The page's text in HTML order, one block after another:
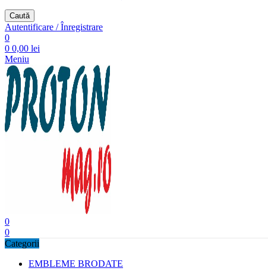
Caută
Autentificare / Înregistrare
0
0 0,00 lei
Meniu
0
0
Categorii
EMBLEME BRODATE